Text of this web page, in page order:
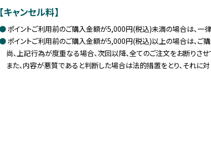
【キャンセル料】
ポイントご利用前のご購入金額が5,000円(税込)未満の場合は、一
ポイントご利用前のご購入金額が5,000円(税込)以上の場合は、ご
尚、上記行為が度重なる場合、次回以降、全てのご注文をお断りさせ
また、内容が悪質であると判断した場合は法的措置をとり、それに